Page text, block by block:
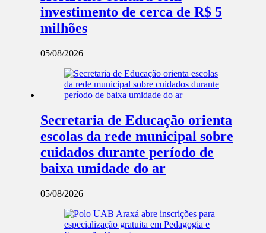
investimento de cerca de R$ 5
milhões
05/08/2026
Secretaria de Educação orienta
escolas da rede municipal sobre
cuidados durante período de
baixa umidade do ar
05/08/2026